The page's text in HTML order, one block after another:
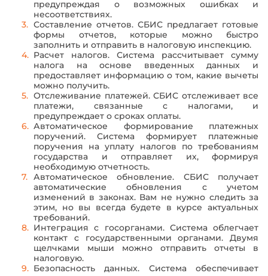
предупреждая о возможных ошибках и
несоответствиях.
Составление отчетов. СБИС предлагает готовые
формы отчетов, которые можно быстро
заполнить и отправить в налоговую инспекцию.
Расчет налогов. Система рассчитывает сумму
налога на основе введенных данных и
предоставляет информацию о том, какие вычеты
можно получить.
Отслеживание платежей. СБИС отслеживает все
платежи, связанные с налогами, и
предупреждает о сроках оплаты.
Автоматическое формирование платежных
поручений. Система формирует платежные
поручения на уплату налогов по требованиям
государства и отправляет их, формируя
необходимую отчетность.
Автоматическое обновление. СБИС получает
автоматические обновления с учетом
изменений в законах. Вам не нужно следить за
этим, но вы всегда будете в курсе актуальных
требований.
Интеграция с госорганами. Система облегчает
контакт с государственными органами. Двумя
щелчками мыши можно отправить отчеты в
налоговую.
Безопасность данных. Система обеспечивает
Введите ваше имя
Номер телефона
Номер
e-mail
Оставить заявку
Заполняя форму, я принимаюусловия передачи
Введите ваше имя
Номер телефона
Номер
e-mail
Оставить заявку
Заполняя форму, я принимаюусловия передачи